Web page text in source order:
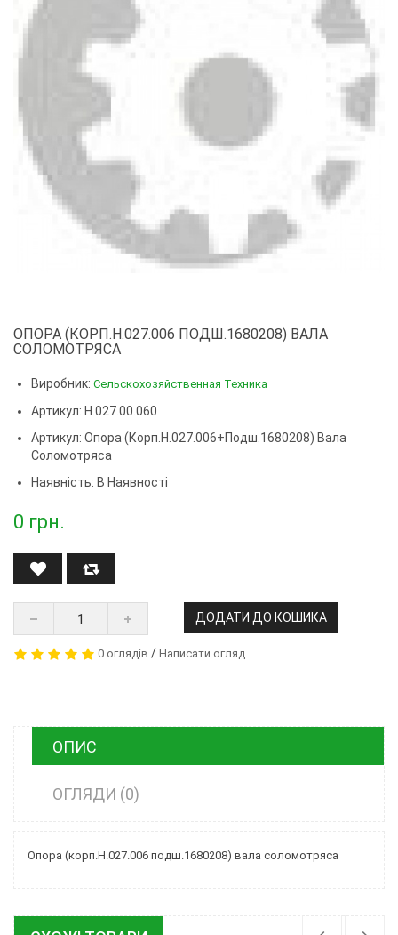
ОПОРА (КОРП.Н.027.006 ПОДШ.1680208) ВАЛА
СОЛОМОТРЯСА
Виробник: Сельскохозяйственная Техника
Артикул: Н.027.00.060
Артикул: Опора (корп.Н.027.006+подш.1680208) Вала
Соломотряса
Наявність: В Наявності
0 грн.
ДОДАТИ ДО КОШИКА
0 оглядів / Написати огляд
ОПИС
ОГЛЯДИ (0)
Опора (корп.Н.027.006 подш.1680208) вала соломотряса